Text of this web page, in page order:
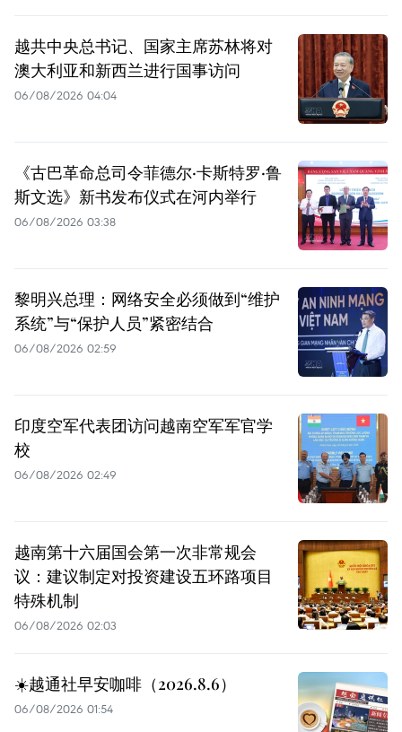
越共中央总书记、国家主席苏林将对
澳大利亚和新西兰进行国事访问
06/08/2026 04:04
《古巴革命总司令菲德尔·卡斯特罗·鲁
斯文选》新书发布仪式在河内举行
06/08/2026 03:38
黎明兴总理：网络安全必须做到“维护
系统”与“保护人员”紧密结合
06/08/2026 02:59
印度空军代表团访问越南空军军官学
校
06/08/2026 02:49
越南第十六届国会第一次非常规会
议：建议制定对投资建设五环路项目
特殊机制
06/08/2026 02:03
☀️越通社早安咖啡（2026.8.6）
06/08/2026 01:54